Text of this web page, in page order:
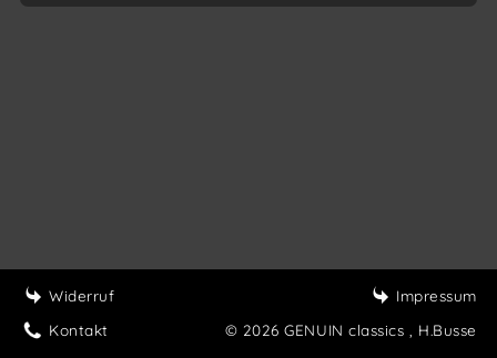
Widerruf
Kontakt
Impressum
© 2026 GENUIN classics
, H.Busse